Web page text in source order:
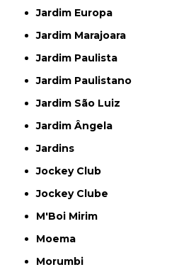
Jardim Europa
Jardim Marajoara
Jardim Paulista
Jardim Paulistano
Jardim São Luiz
Jardim Ângela
Jardins
Jockey Club
Jockey Clube
M'Boi Mirim
Moema
Morumbi